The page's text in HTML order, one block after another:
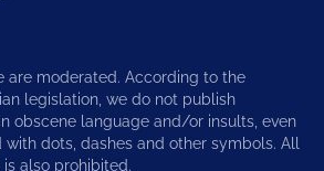
are moderated. According to the
legislation, we do not publish
obscene language and/or insults, even
dots, dashes and other symbols. All
also prohibited.